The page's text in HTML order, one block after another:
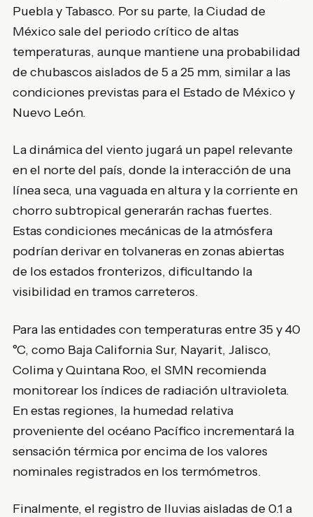
Puebla y Tabasco. Por su parte, la Ciudad de
México sale del periodo crítico de altas
temperaturas, aunque mantiene una probabilidad
de chubascos aislados de 5 a 25 mm, similar a las
condiciones previstas para el Estado de México y
Nuevo León.
La dinámica del viento jugará un papel relevante
en el norte del país, donde la interacción de una
línea seca, una vaguada en altura y la corriente en
chorro subtropical generarán rachas fuertes.
Estas condiciones mecánicas de la atmósfera
podrían derivar en tolvaneras en zonas abiertas
de los estados fronterizos, dificultando la
visibilidad en tramos carreteros.
Para las entidades con temperaturas entre 35 y 40
°C, como Baja California Sur, Nayarit, Jalisco,
Colima y Quintana Roo, el SMN recomienda
monitorear los índices de radiación ultravioleta.
En estas regiones, la humedad relativa
proveniente del océano Pacífico incrementará la
sensación térmica por encima de los valores
nominales registrados en los termómetros.
Finalmente, el registro de lluvias aisladas de 0.1 a